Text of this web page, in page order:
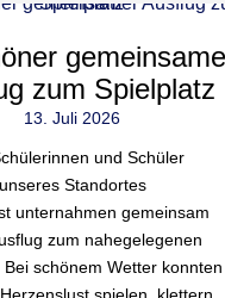
zum Spielplatz
13. Juli 2026
und Schüler
unseres Standortes
unternahmen gemeinsam
zum nahegelegenen
Bei schönem Wetter konnten